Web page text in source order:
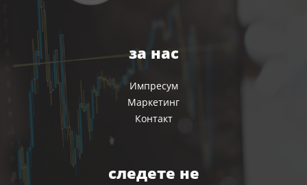
за нас
Импресум
Маркетинг
Контакт
следете не